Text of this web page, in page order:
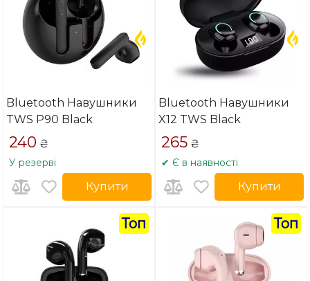
Bluetooth Навушники
TWS P90 Black
240 ₴
У резерві
Купити
Bluetooth Навушники
X12 TWS Black
265 ₴
✔ Є в наявності
Купити
Топ Топ